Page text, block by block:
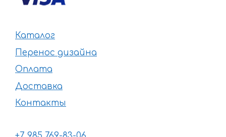
Каталог
Перенос дизайна
Оплата
Доставка
Контакты